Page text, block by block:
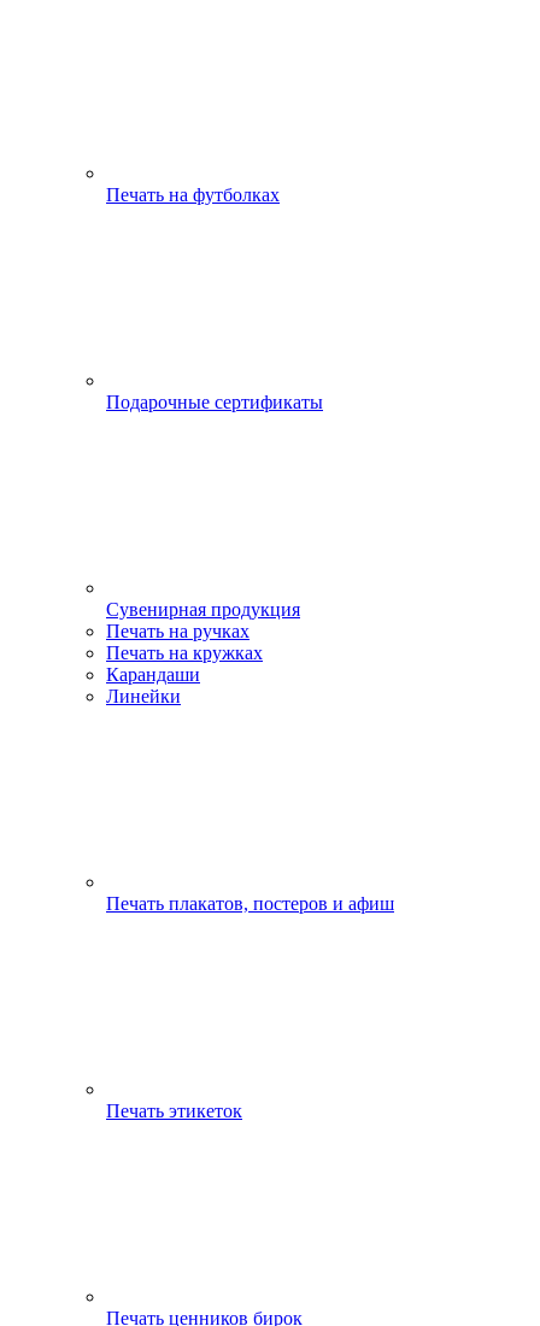
Печать на футболках
Подарочные сертификаты
Сувенирная продукция
Печать на ручках
Печать на кружках
Карандаши
Линейки
Печать плакатов, постеров и афиш
Печать этикеток
Печать ценников бирок